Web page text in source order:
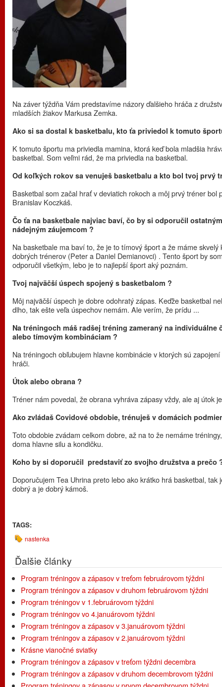
Na záver týždňa Vám predstavíme názory ďalšieho hráča z
mladších žiakov Markusa Zemka.
Ako si sa dostal k basketbalu, kto ťa priviedol k tomuto
K tomuto športu ma priviedla mamina, ktorá keď bola mladšia
basketbal. Som veľmi rád, že ma priviedla na basketbal.
Od koľkých rokov sa venuješ basketbalu a kto bol tvoj prvý
Basketbal som začal hrať v deviatich rokoch a môj prvý tréner bol
Branislav Koczkáš.
Čo ťa na basketbale najviac baví, čo by si odporučil ostatným
nádejným záujemcom ?
Na basketbale ma baví to, že je to tímový šport a že máme skvelý
dobrých trénerov (Peter a Daniel Demianovci) . Tento šport by
odporučil všetkým, lebo je to najlepší šport aký poznám.
Tvoj najväčší úspech spojený s basketbalom ?
Môj najväčší úspech je dobre odohratý zápas. Keďže basketbal
dlho, tak ešte veľa úspechov nemám. Ale verím, že prídu ...
Na tréningoch máš radšej tréning zameraný na individuálne
alebo tímovým kombináciam ?
Na tréningoch obľubujem hlavne kombinácie v ktorých sú zapojení
hráči.
Útok alebo obrana ?
Tréner nám povedal, že obrana vyhráva zápasy vždy, ale aj útok
Ako zvládaš Covidové obdobie, trénuješ v domácich
Toto obdobie zvádam celkom dobre, až na to že nemáme
doma hlavne silu a kondičku.
Koho by si doporučil predstaviť zo svojho družstva a prečo
Doporučujem Tea Uhrina preto lebo ako krátko hrá basketbal, tak
dobrý a je dobrý kámoš.
TAGS:
nastenka
Ďalšie články
Program tréningov a zápasov v treťom februárovom týždni
Program tréningov a zápasov v druhom februárovom týždni
Program tréningov v 1.februárovom týždni
Program tréningov vo 4.januárovom týždni
Program tréningov a zápasov v 3.januárovom týždni
Program tréningov a zápasov v 2.januárovom týždni
Krásne vianočné sviatky
Program tréningov a zápasov v treťom týždni decembra
Program tréningov a zápasov v druhom decembrovom týždni